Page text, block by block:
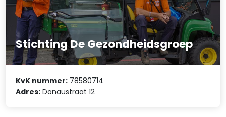
Stichting De Gezondheidsgroep
KvK nummer: 78580714
Adres: Donaustraat 12